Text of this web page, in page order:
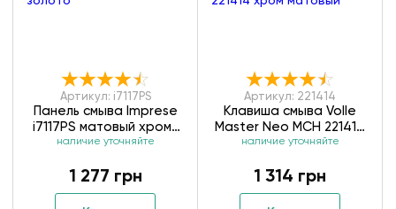
Артикул: i7117PS
Панель смыва Imprese
i7117PS матовый хром/
золото
наличие уточняйте
1 277 грн
Артикул: 221414
Клавиша смыва Volle
Master Neo MCH 221414
хром матовый
наличие уточняйте
1 314 грн